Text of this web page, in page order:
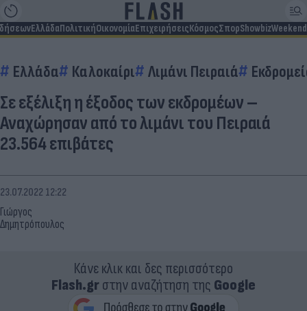
ΕλλάδαΠολιτικήΟικονομίαΕπιχειρήσειςΚόσμοςΣπορShowbizWeekend
Ελλάδα Καλοκαίρι Λιμάνι Πειραιά
Σε εξέλιξη η έξοδος των εκδρομέων –
Αναχώρησαν από το λιμάνι του Πειραιά
23.564 επιβάτες
Γιώργος
Δημητρόπουλος
23.07.2022 12:22
Κάνε κλικ και δες περισσότερο
Flash.grστην αναζήτηση της Google